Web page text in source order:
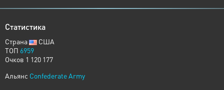
Статистика
Страна
США
ТОП 6959
Очков 1 120 177
Альянс Confederate Army